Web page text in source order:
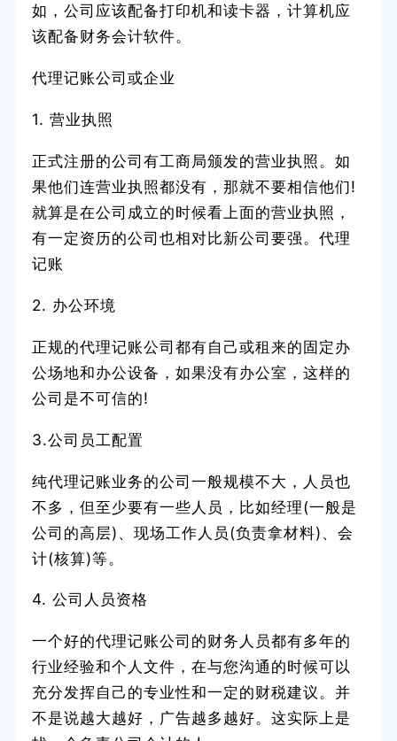
如，公司应该配备打印机和读卡器，计算机应
该配备财务会计软件。
代理记账公司或企业
1. 营业执照
正式注册的公司有工商局颁发的营业执照。如
果他们连营业执照都没有，那就不要相信他们!
就算是在公司成立的时候看上面的营业执照，
有一定资历的公司也相对比新公司要强。代理
记账
2. 办公环境
正规的代理记账公司都有自己或租来的固定办
公场地和办公设备，如果没有办公室，这样的
公司是不可信的!
3.公司员工配置
纯代理记账业务的公司一般规模不大，人员也
不多，但至少要有一些人员，比如经理(一般是
公司的高层)、现场工作人员(负责拿材料)、会
计(核算)等。
4. 公司人员资格
一个好的代理记账公司的财务人员都有多年的
行业经验和个人文件，在与您沟通的时候可以
充分发挥自己的专业性和一定的财税建议。并
不是说越大越好，广告越多越好。这实际上是